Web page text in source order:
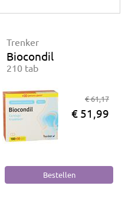
Trenker
Biocondil
210 tab
€ 61,17
€ 51,99